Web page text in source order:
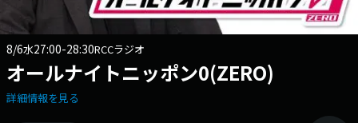
8/6水27:00-28:30RCCラジオ
オールナイトニッポン0(ZERO)
詳細情報を見る